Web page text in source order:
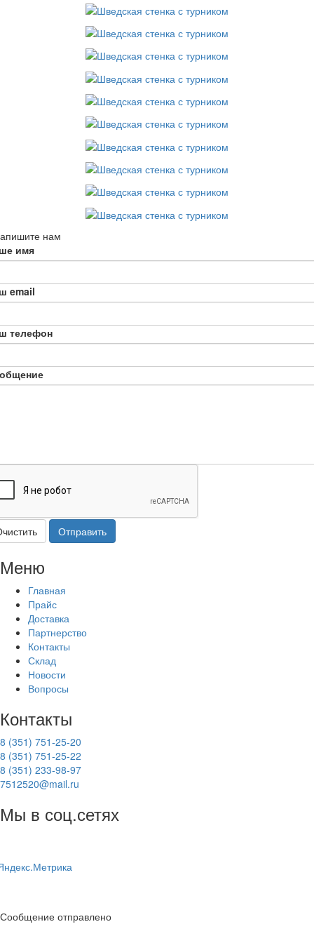
нам
имя
email
телефон
Отправить
Меню
Главная
Прайс
Доставка
Партнерство
Контакты
Склад
Новости
Вопросы
Контакты
8 (351) 751-25-20
8 (351) 751-25-22
8 (351) 233-98-97
7512520@mail.ru
Мы в соц.сетях
Сообщение отправлено